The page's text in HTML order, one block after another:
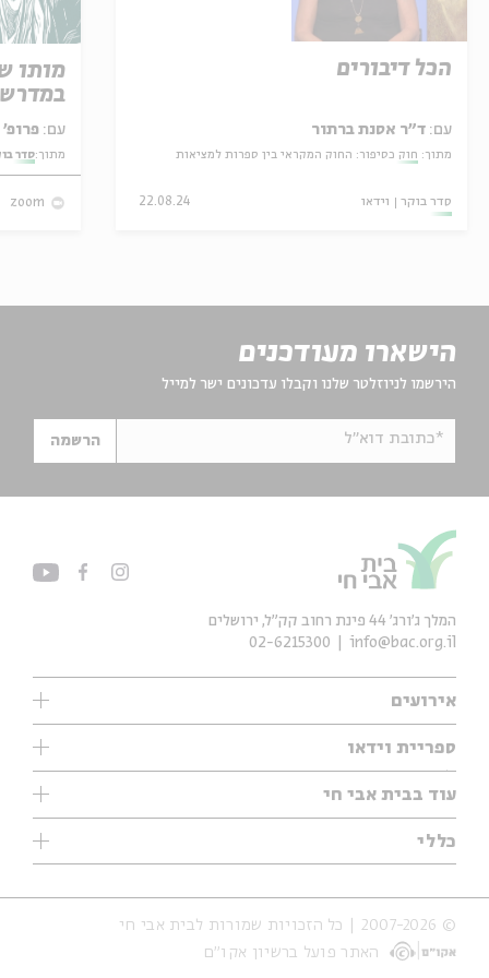
הכל דיבורים
עם: ד"ר אסנת ברתור
מתוך: חוק כסיפור: החוק המקראי בין ספרות למציאות
סדר בוקר וידאו 22.08.24
מותו
עם: פרופ' אביגדור שנאן
מתוך:סדר
zoom
הישארו מעודכנים
הירשמו לניוזלטר שלנו וקבלו עדכונים ישר למייל
*כתובת דוא"ל הרשמה
אירועים
אנגלית
נוער
סדרות
אירועי עבר
אירועים בירושלים
ספריית וידאו
עיון
מיוחדים
עוד בבית אבי חי
כללי
אודות
הצהרת נגישות
תנאי שימוש והצהרת פרטיות
המלך ג'ורג' 44 פינת רחוב קק״ל, ירושלים
info@bac.org.il
02-6215300
© 2007-2026 | כל הזכויות שמורות לבית אבי חי
האתר פועל ברשיון אקו״ם